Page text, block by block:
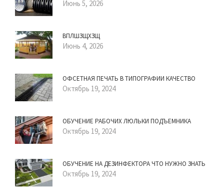
Июнь 5, 2026
ВПЛШЗЩХЗЩ
Июнь 4, 2026
ОФСЕТНАЯ ПЕЧАТЬ В ТИПОГРАФИИ КАЧЕСТВО
Октябрь 19, 2024
ОБУЧЕНИЕ РАБОЧИХ ЛЮЛЬКИ ПОДЪЕМНИКА
Октябрь 19, 2024
ОБУЧЕНИЕ НА ДЕЗИНФЕКТОРА ЧТО НУЖНО ЗНАТЬ
Октябрь 19, 2024